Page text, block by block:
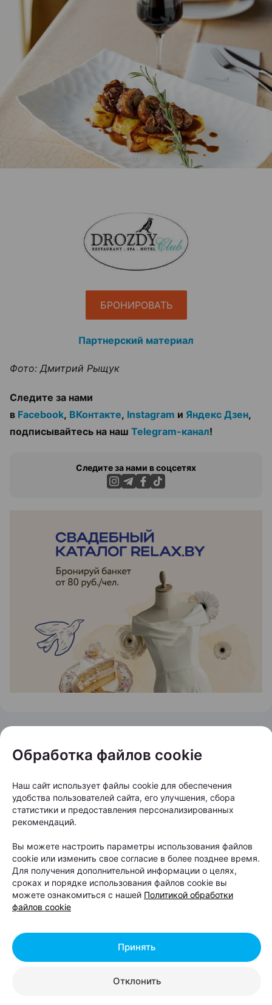
БРОНИРОВАТЬ
Партнерский материал
Фото: Дмитрий Рыщук
Следите за нами
в Facebook, ВКонтакте, Instagram и Яндекс Дзен,
подписывайтесь на наш Telegram-канал!
Следите за нами в соцсетях
ЭФФЕКТИВНАЯ РЕКЛАМА НА САЙТЕ
Журнал
Mak.by теперь в
Национальном
аэропорту: там
открылись сразу два
Mak.Cafe
Автор:relax.by, 07.08.2026
Теперь пассажиры могут заказать любимый кофе,
десерты и блюда Mak.by перед вылетом
или международным рейсом.
Обработка файлов cookie
Наш сайт использует файлы cookie для обеспечения
удобства пользователей сайта, его улучшения, сбора
статистики и предоставления персонализированных
рекомендаций.
Вы можете настроить параметры использования файлов
cookie или изменить свое согласие в более позднее время.
Для получения дополнительной информации о целях,
сроках и порядке использования файлов cookie вы
можете ознакомиться с нашей Политикой обработки
файлов cookie
Отклонить
Принять